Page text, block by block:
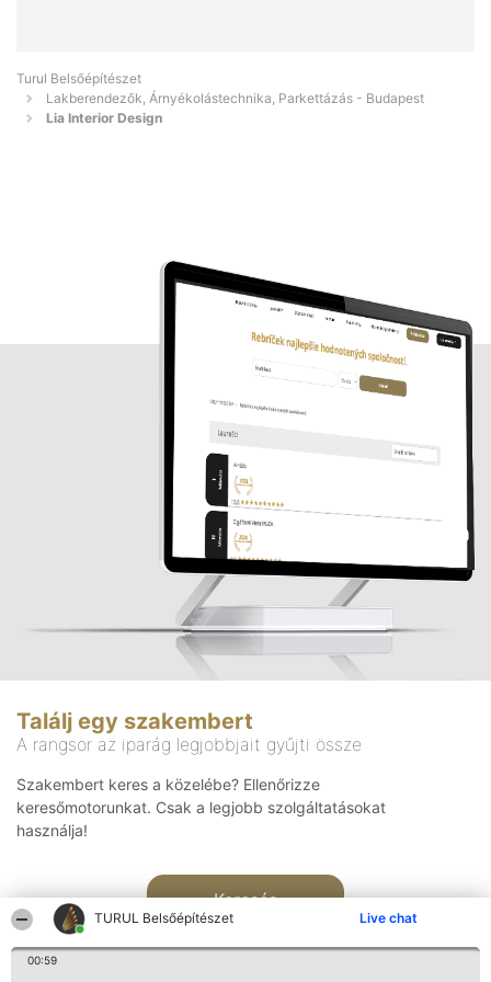
TURUL Belsőépítészet Live chat
00:59
Turul Belsőépítészet
Lakberendezők, Árnyékolástechnika, Parkettázás - Budapest
Lia Interior Design
Találj egy szakembert
A rangsor az iparág legjobbjait gyűjti össze
Szakembert keres a közelébe? Ellenőrizze
keresőmotorunkat. Csak a legjobb szolgáltatásokat
használja!
Keresés